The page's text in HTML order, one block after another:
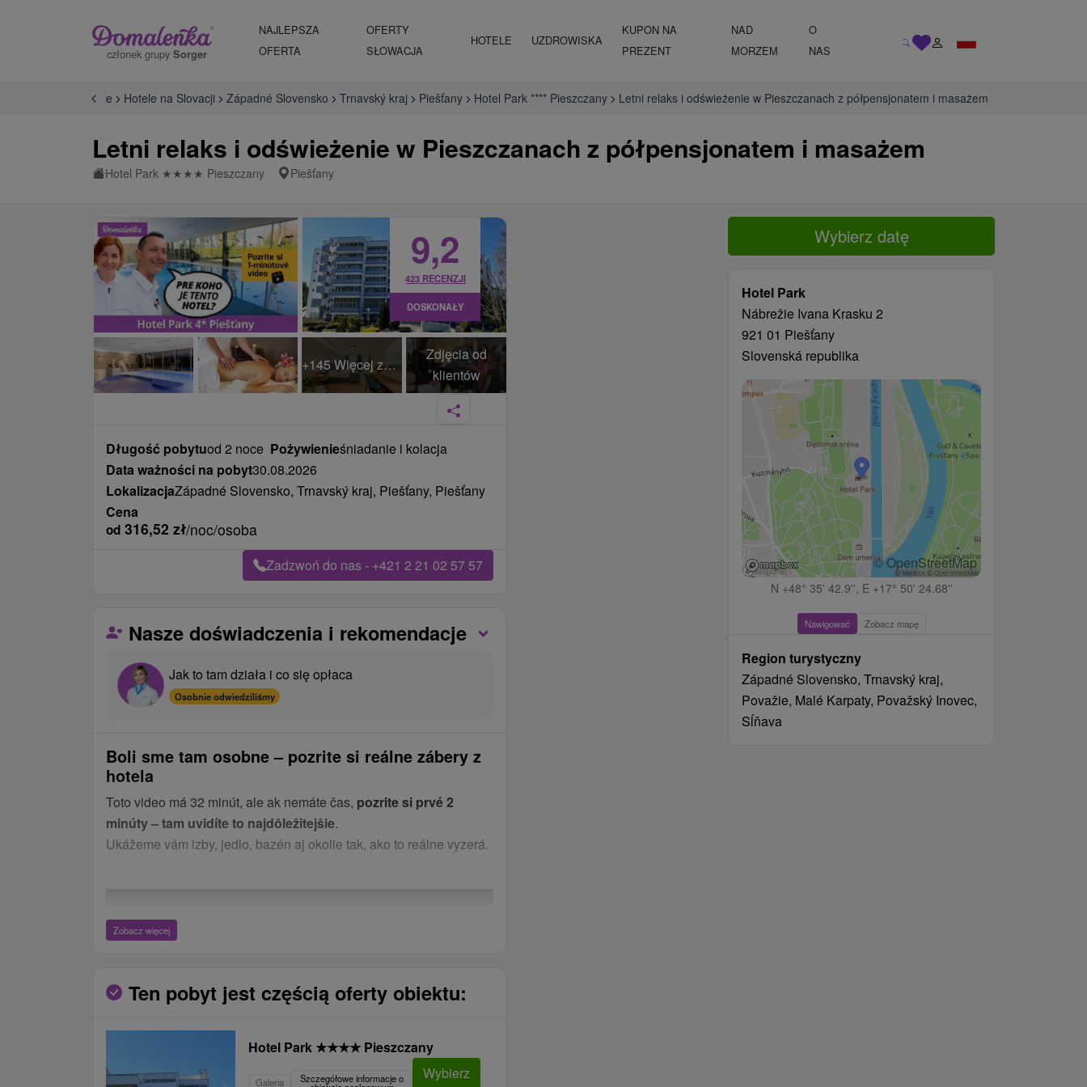
członek grupy Sorger
NAJLEPSZA
OFERTA
OFERTY
SŁOWACJA
HOTELE UZDROWISKA
KUPON NA
PREZENT
NAD
MORZEM
O
NAS
Wprowadzenie Hotele na Slovacji Západné Slovensko Trnavský kraj Piešťany Hotel Park **** Pieszczany Letni relaks i odświeżenie w Pieszczanach z półpensjonatem i masażem
Letni relaks i odświeżenie w Pieszczanach z półpensjonatem i masażem
Hotel Park ★ ★ ★ ★ Pieszczany Piešťany
Wybierz datę
Hotel Park
Nábrežie Ivana Krasku 2
921 01 Piešťany
Slovenská republika
© OpenStreetMap
N +48° 35' 42.9'', E +17° 50' 24.68''
Nawigować Zobacz mapę
Region turystyczny
Západné Slovensko, Trnavský kraj,
Považie, Malé Karpaty, Považský Inovec,
Sĺňava
+145 Więcej zdjęć
Zdjęcia od
klientów
9,2
423 RECENZJI
DOSKONAŁY
Długość pobytuod 2 noce Pożywienieśniadanie i kolacja
Data ważności na pobyt30.08.2026
LokalizacjaZápadné Slovensko, Trnavský kraj, Piešťany, Piešťany
Cena
od 316,52 zł/noc/osoba
Zadzwoń do nas - +421 2 21 02 57 57
Nasze doświadczenia i rekomendacje
Jak to tam działa i co się opłaca
Osobnie odwiedziliśmy
Boli sme tam osobne – pozrite si reálne zábery z
hotela
Toto video má 32 minút, ale ak nemáte čas, pozrite si prvé 2
minúty – tam uvidíte to najdôležitejšie.
Ukážeme vám izby, jedlo, bazén aj okolie tak, ako to reálne vyzerá.
Zobacz więcej
Ten pobyt jest częścią oferty obiektu:
Hotel Park ★★★★ Pieszczany
Galeria Szczegółowe informacje o
Wybierz